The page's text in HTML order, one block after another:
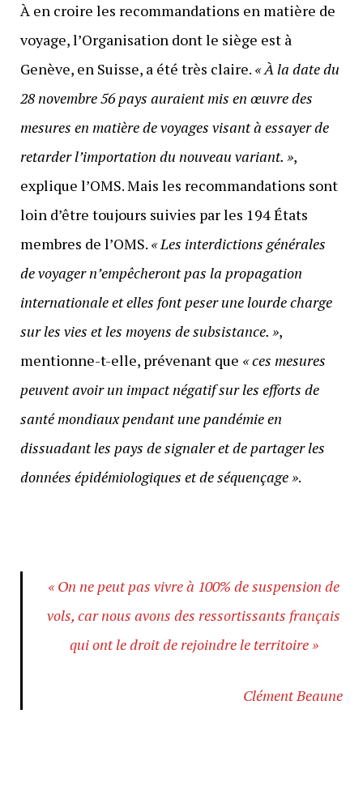
À en croire les recommandations en matière de
voyage, l’Organisation dont le siège est à
Genève, en Suisse, a été très claire. « À la date du
28 novembre 56 pays auraient mis en œuvre des
mesures en matière de voyages visant à essayer de
retarder l’importation du nouveau variant. »,
explique l’OMS. Mais les recommandations sont
loin d’être toujours suivies par les 194 États
membres de l’OMS. « Les interdictions générales
de voyager n’empêcheront pas la propagation
internationale et elles font peser une lourde charge
sur les vies et les moyens de subsistance. »,
mentionne-t-elle, prévenant que « ces mesures
peuvent avoir un impact négatif sur les efforts de
santé mondiaux pendant une pandémie en
dissuadant les pays de signaler et de partager les
données épidémiologiques et de séquençage ».
« On ne peut pas vivre à 100% de suspension de
vols, car nous avons des ressortissants français
qui ont le droit de rejoindre le territoire »
Clément Beaune